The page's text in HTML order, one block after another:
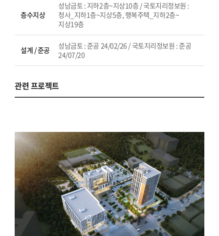
층수지상
성남금토 : 지하2층~지상10층 / 국토지리정보원 :
청사_지하1층~지상5층, 행복주택_지하2층~
지상19층
설계 / 준공
성남금토 : 준공 24/02/26 / 국토지리정보원 : 준공
24/07/20
관련 프로젝트